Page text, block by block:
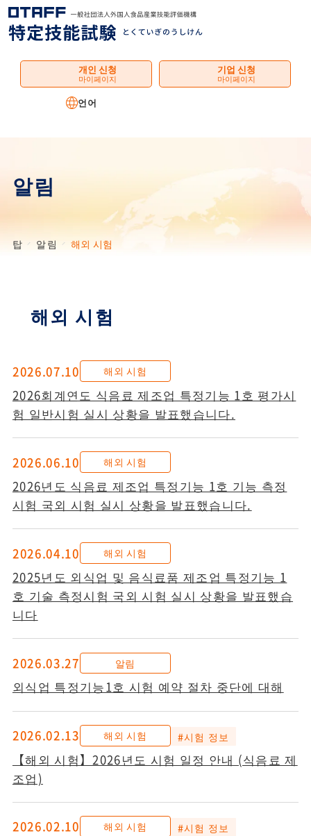
개인 신청
마이페이지
기업 신청
마이페이지
언어
알림
탑 알림 해외 시험
해외 시험
2026.07.10 해외 시험
2026회계연도 식음료 제조업 특정기능 1호 평가시
험 일반시험 실시 상황을 발표했습니다.
2026.06.10 해외 시험
2026년도 식음료 제조업 특정기능 1호 기능 측정
시험 국외 시험 실시 상황을 발표했습니다.
2026.04.10 해외 시험
2025년도 외식업 및 음식료품 제조업 특정기능 1
호 기술 측정시험 국외 시험 실시 상황을 발표했습
니다
2026.03.27 알림
외식업 특정기능1호 시험 예약 절차 중단에 대해
2026.02.13 해외 시험 #시험 정보
【해외 시험】2026년도 시험 일정 안내 (식음료 제
조업)
2026.02.10 해외 시험 #시험 정보